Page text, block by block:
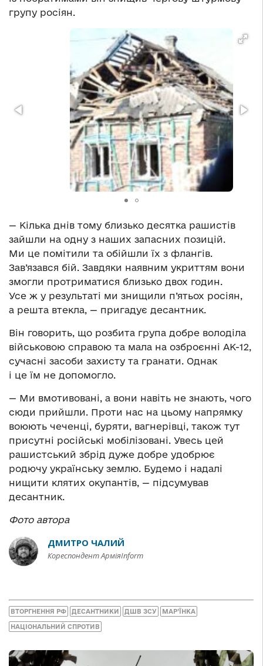
групу росіян.
— Кілька днів тому близько десятка рашистів
зайшли на одну з наших запасних позицій.
Ми це помітили та обійшли їх з флангів.
Зав’язався бій. Завдяки наявним укриттям вони
змогли протриматися близько двох годин.
Усе ж у результаті ми знищили п’ятьох росіян,
а решта втекла, — пригадує десантник.
Він говорить, що розбита група добре володіла
військовою справою та мала на озброєнні АК-12,
сучасні засоби захисту та гранати. Однак
і це їм не допомогло.
— Ми вмотивовані, а вони навіть не знають, чого
сюди прийшли. Проти нас на цьому напрямку
воюють чеченці, буряти, вагнерівці, також тут
присутні російські мобілізовані. Увесь цей
рашистський збрід дуже добре удобрює
родючу українську землю. Будемо і надалі
нищити клятих окупантів, — підсумував
десантник.
Фото автора
ДМИТРО ЧАЛИЙ
Кореспондент АрміяInform
ВТОРГНЕННЯ РФ ДЕСАНТНИКИ ДШВ ЗСУ МАР’ЇНКА
НАЦІОНАЛЬНИЙ СПРОТИВ